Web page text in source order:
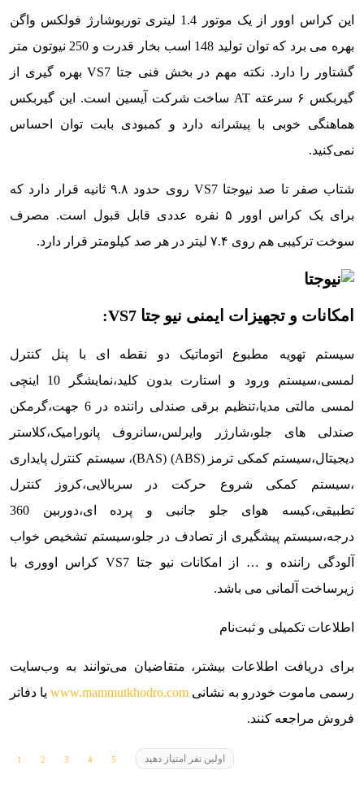
این کراس اوور از یک موتور 1.4 لیتری توربوشارژ فولکس واگن
بهره می برد که توان تولید 148 اسب بخار قدرت و 250 نیوتون متر
گشتاور را دارد. نکته مهم در بخش فنی جتا VS7 بهره گیری از
گیربکس ۶ سرعته AT ساخت شرکت آیسین است. این گیربکس
هماهنگی خوبی با پیشرانه دارد و کمبودی بابت توان احساس
نمی‌کنید.
شتاب صفر تا صد نیوجتا VS7 روی حدود ۹.۸ ثانیه قرار دارد که
برای یک کراس اوور ۵ نفره عددی قابل قبول است. مصرف
سوخت ترکیبی هم روی ۷.۴ لیتر در هر صد کیلومتر قرار دارد.
امکانات و تجهیزات ایمنی نیو جتا VS7:
سیستم تهویه مطبوع اتوماتیک دو نقطه ای با پنل کنترل
لمسی،سیستم ورود و استارت بدون کلید،نمایشگر 10 اینچی
لمسی مالتی مدیا،تنظیم برقی صندلی راننده در 6 جهت،گرمکن
صندلی های جلو،شارژر وایرلس،سانروف پانورامیک،کلاستر
دیجیتال،سیستم کمکی ترمز (ABS) (BAS)، سیستم کنترل پایداری
،سیستم کمکی شروع حرکت در سربالایی،کروز کنترل
تطبیقی،کیسه هوای جلو جانبی و پرده ای،دوربین 360
درجه،سیستم پیشگیری از تصادف در جلو،سیستم تشخیص خواب
آلودگی راننده و … از امکانات نیو جتا VS7 کراس اووری با
زیرساخت آلمانی می باشد.
اطلاعات تکمیلی و ثبت‌نام
برای دریافت اطلاعات بیشتر، متقاضیان می‌توانند به وب‌سایت
رسمی ماموت خودرو به نشانی www.mammutkhodro.comیا دفاتر
فروش مراجعه کنند.
اولین نفر امتیاز دهید